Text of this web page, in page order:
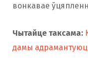
вонкавае
Чытайце таксама:
дамы